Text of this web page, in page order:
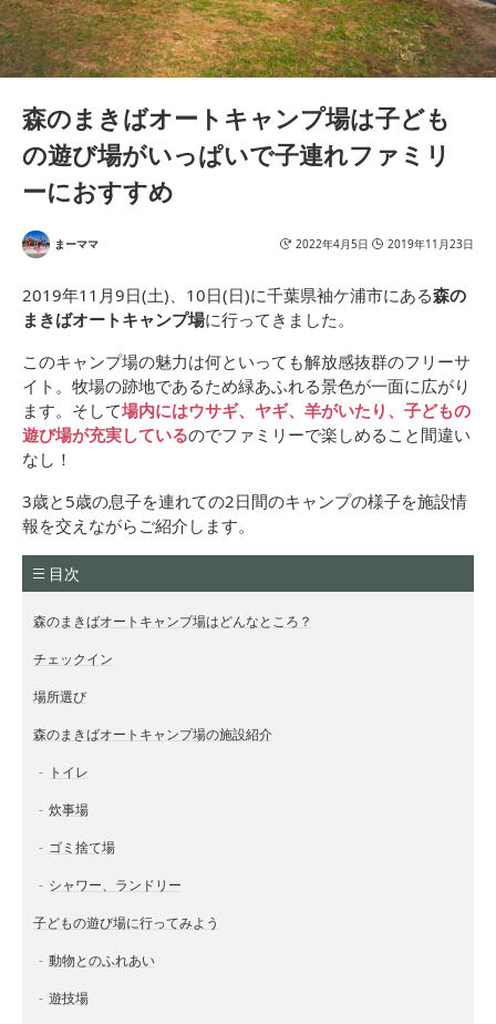
森のまきばオートキャンプ場は子ども
の遊び場がいっぱいで子連れファミリ
ーにおすすめ
まーママ 2022年4月5日 2019年11月23日
2019年11月9日(土)、10日(日)に千葉県袖ケ浦市にある森の
まきばオートキャンプ場に行ってきました。
このキャンプ場の魅力は何といっても解放感抜群のフリーサ
イト。牧場の跡地であるため緑あふれる景色が一面に広がり
ます。そして場内にはウサギ、ヤギ、羊がいたり、子どもの
遊び場が充実しているのでファミリーで楽しめること間違い
なし！
3歳と5歳の息子を連れての2日間のキャンプの様子を施設情
報を交えながらご紹介します。
目次
森のまきばオートキャンプ場はどんなところ？
チェックイン
場所選び
森のまきばオートキャンプ場の施設紹介
トイレ
炊事場
ゴミ捨て場
シャワー、ランドリー
子どもの遊び場に行ってみよう
動物とのふれあい
遊技場